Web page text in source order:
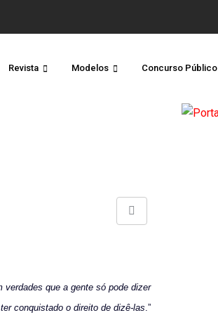
Revista Modelos Concurso Público
Share
verdades que a gente só pode dizer
conquistado o direito de dizê-las .”